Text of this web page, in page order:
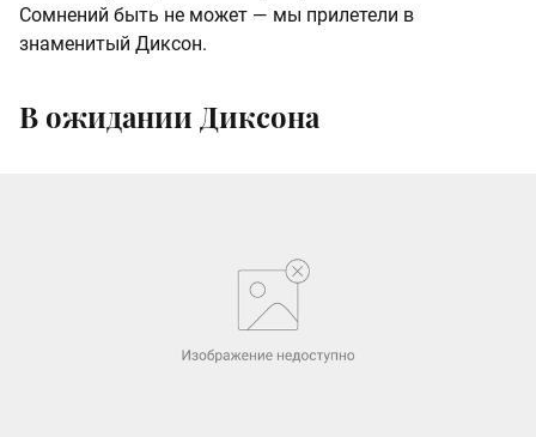
Сомнений быть не может — мы прилетели в
знаменитый Диксон.
В ожидании Диксона